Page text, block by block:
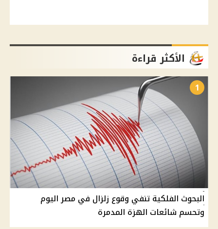
الأكثر قراءة
1
البحوث الفلكية تنفي وقوع زلزال في مصر اليوم
وتحسم شائعات الهزة المدمرة